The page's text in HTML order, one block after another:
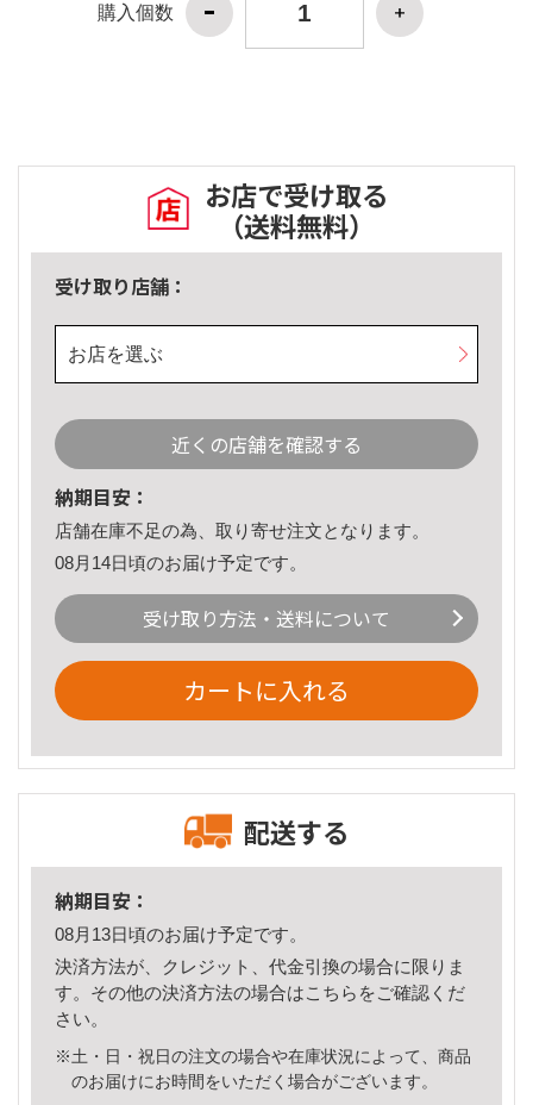
購入個数
お店で受け取る
（送料無料）
受け取り店舗：
お店を選ぶ
近くの店舗を確認する
納期目安：
店舗在庫不足の為、取り寄せ注文となります。
08月14日頃のお届け予定です。
受け取り方法・送料について
カートに入れる
配送する
納期目安：
08月13日頃のお届け予定です。
決済方法が、クレジット、代金引換の場合に限りま
す。その他の決済方法の場合はこちら をご確認くだ
さい。
※土・日・祝日の注文の場合や在庫状況によって、商品
のお届けにお時間をいただく場合がございます。